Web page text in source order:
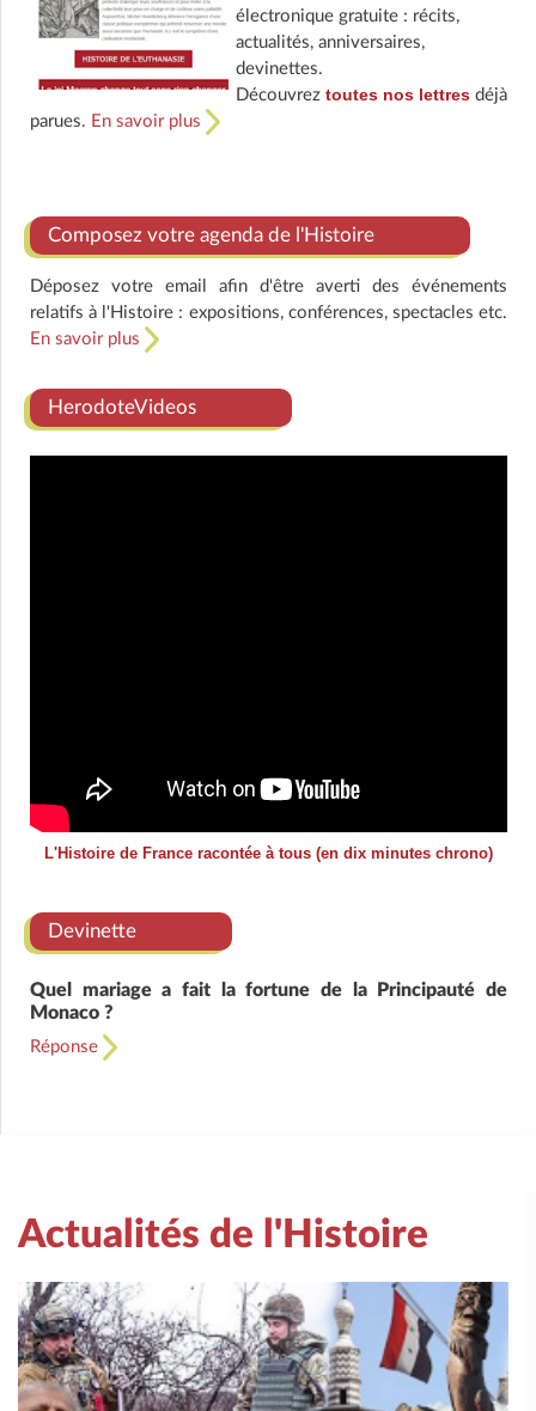
électronique gratuite : récits,
actualités, anniversaires,
devinettes.
Découvrez toutes nos lettresdéjà
parues. En savoir plus
Composez votre agenda de l'Histoire
Déposez votre email afin d'être averti des événements
relatifs à l'Histoire : expositions, conférences, spectacles etc.
En savoir plus
HerodoteVideos
L'Histoire de France racontée à tous (en dix minutes chrono)
Devinette
Quel mariage a fait la fortune de la Principauté de
Monaco ?
Réponse
Actualités de l'Histoire